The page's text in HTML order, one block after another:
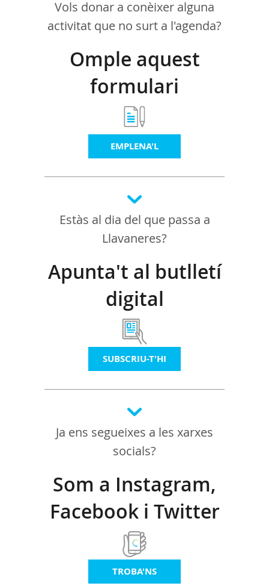
Vols donar a conèixer alguna
activitat que no surt a l'agenda?
Omple aquest
formulari
EMPLENA'L
Estàs al dia del que passa a
Llavaneres?
Apunta't al butlletí
digital
SUBSCRIU-T'HI
Ja ens segueixes a les xarxes
socials?
Som a Instagram,
Facebook i Twitter
TROBA'NS